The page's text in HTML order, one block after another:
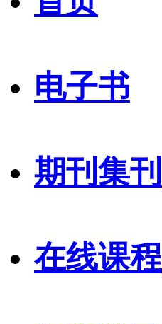
电子书
期刊集刊
在线课程